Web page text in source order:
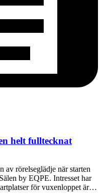
helt fulltecknat
av rörelseglädje när starten
by EQPE. Intresset har
för vuxenloppet är…